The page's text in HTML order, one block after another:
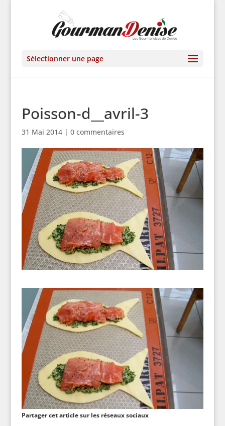
Sélectionner une page
Poisson-d__avril-3
31 Mai 2014| 0 commentaires
Partager cet article sur les réseaux sociaux